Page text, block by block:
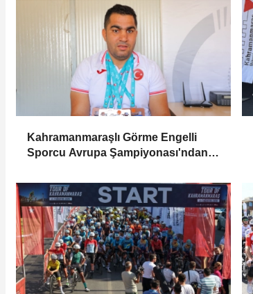
Kahramanmaraşlı Görme Engelli
Sporcu Avrupa Şampiyonası'ndan 4